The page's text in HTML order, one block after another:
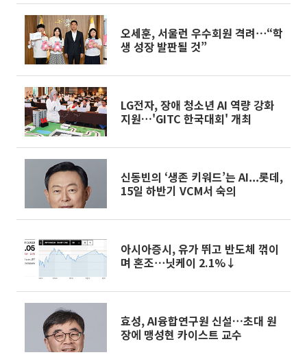
오세훈, 서울런 우수회원 격려⋯“학
생 성장 발판될 것”
LG전자, 장애 청소년 AI 역량 강화
지원…'GITC 한국대회' 개최
신동빈의 ‘생존 키워드’는 AI...롯데,
15일 하반기 VCM서 숙의
아시아증시, 유가 뛰고 반도체 꺾이
며 혼조⋯닛케이 2.1%↓
효성, AI융합연구원 신설…초대 원
장에 맹성현 카이스트 교수